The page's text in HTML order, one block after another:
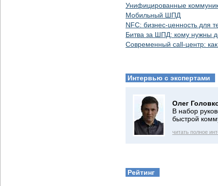
Унифицированные
Мобильный ШПД
NFC: бизнес-ценность для
Битва за ШПД: кому нужны
Современный call-центр: как
Интервью с экспертами
Олег
В набор
быстрой
читать полное
Рейтинг